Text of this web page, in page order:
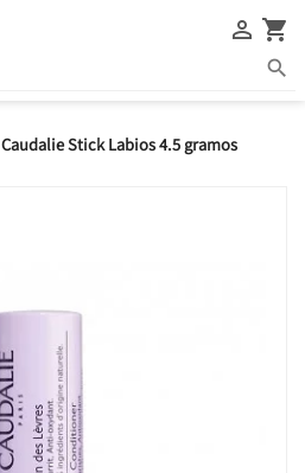

 
Caudalie Stick Labios 4.5 gramos